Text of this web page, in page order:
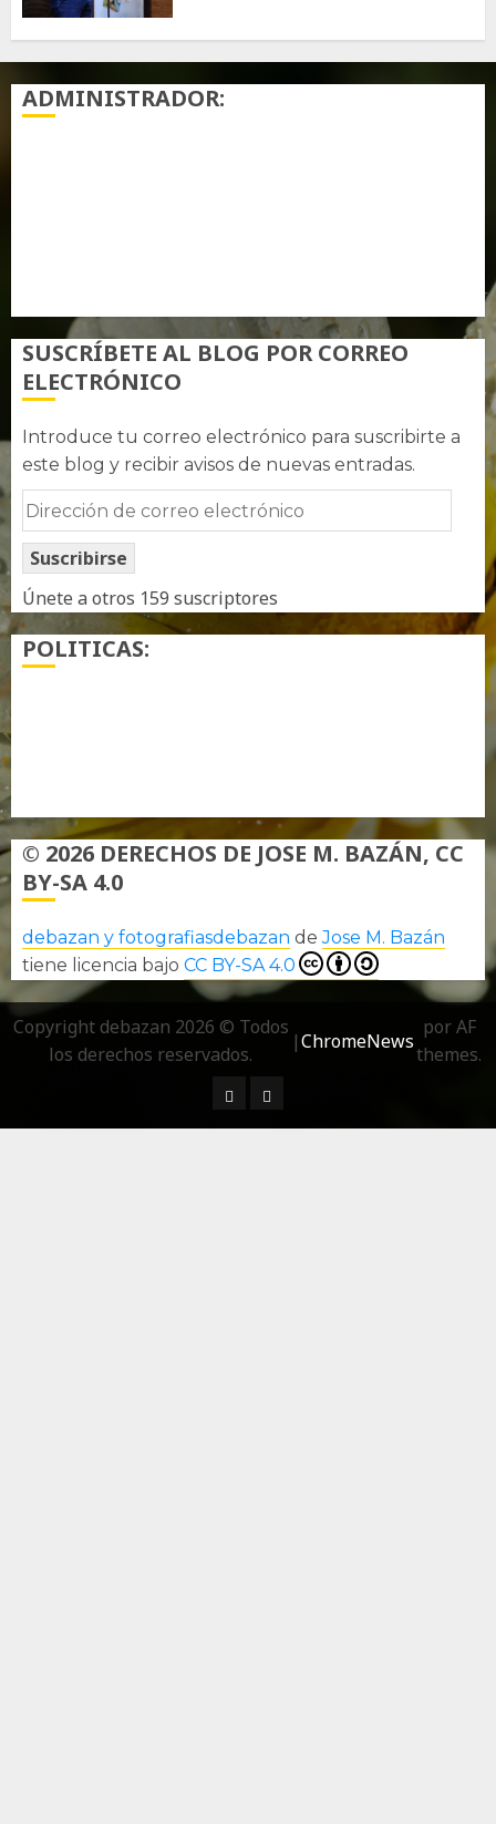
ADMINISTRADOR:
SUSCRÍBETE AL BLOG POR CORREO
ELECTRÓNICO
Introduce tu correo electrónico para suscribirte a
este blog y recibir avisos de nuevas entradas.
Dirección
de
correo
electrónico
Suscribirse
Únete a otros 159 suscriptores
POLITICAS:
© 2026 DERECHOS DE JOSE M. BAZÁN, CC
BY-SA 4.0
debazan y fotografiasdebazan deJose M. Bazán
tiene licencia bajo CC BY-SA 4.0
Copyright debazan 2026 © Todos
los derechos reservados.
|ChromeNews
por AF
themes.
¿ Quién soy…?
Más información sobre las